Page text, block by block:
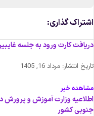
گذاری:
کارت ورود به جلسه
انتشار: مرداد 16, 1405
خبر
کشور